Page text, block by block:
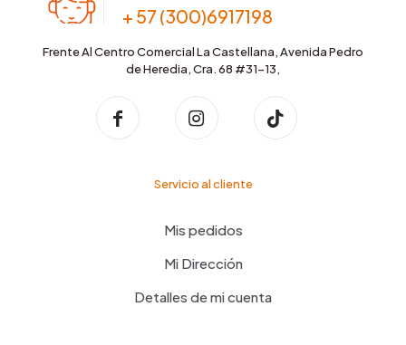
+ 57 (300)6917198
Frente Al Centro Comercial La Castellana, Avenida Pedro
de Heredia, Cra. 68 #31-13,
Servicio al cliente
Mis pedidos
Mi Dirección
Detalles de mi cuenta